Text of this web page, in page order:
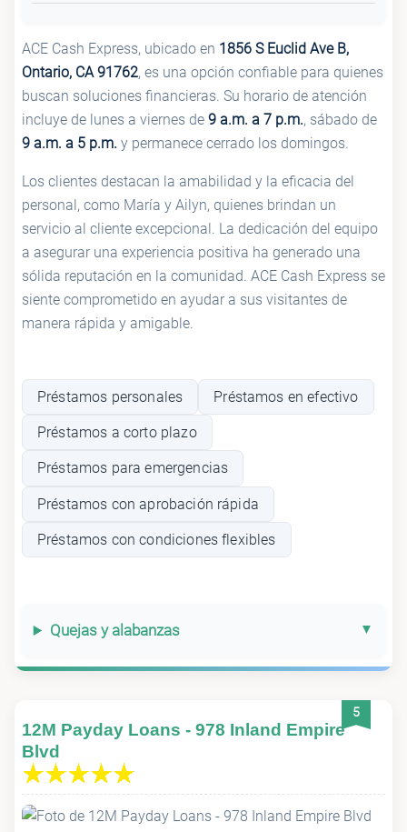
ACE Cash Express, ubicado en 1856 S Euclid Ave B,
Ontario, CA 91762, es una opción confiable para quienes
buscan soluciones financieras. Su horario de atención
incluye de lunes a viernes de 9 a.m. a 7 p.m., sábado de
9 a.m. a 5 p.m. y permanece cerrado los domingos.
Los clientes destacan la amabilidad y la eficacia del
personal, como María y Ailyn, quienes brindan un
servicio al cliente excepcional. La dedicación del equipo
a asegurar una experiencia positiva ha generado una
sólida reputación en la comunidad. ACE Cash Express se
siente comprometido en ayudar a sus visitantes de
manera rápida y amigable.
Préstamos personales Préstamos en efectivo
Préstamos a corto plazo
Préstamos para emergencias
Préstamos con aprobación rápida
Préstamos con condiciones flexibles
Quejas y alabanzas
5
12M Payday Loans - 978 Inland Empire
Blvd